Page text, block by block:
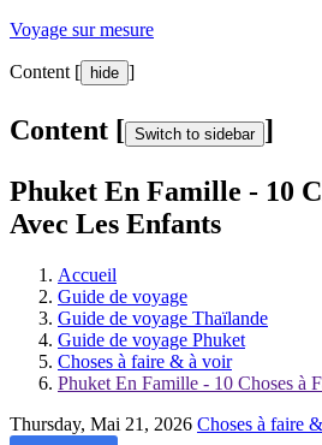
Voyage sur mesure
Content [ hide ]
Content [ Switch to sidebar ]
Phuket En Famille - 10
Avec Les Enfants
Accueil
Guide de voyage
Guide de voyage Thaïlande
Guide de voyage Phuket
Choses à faire & à voir
Phuket En Famille - 10 Choses à
Thursday, Mai 21, 2026 Choses à faire